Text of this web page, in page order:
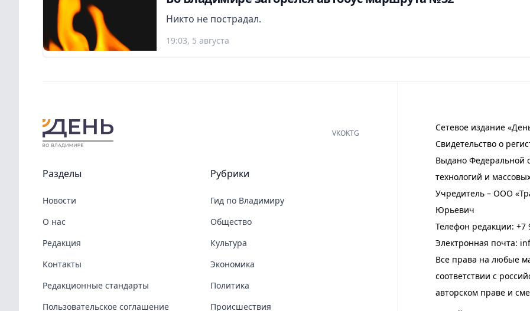
Никто не пострадал.
19:03, 5 августа
Сетевое издание
Свидетельство о
Выдано Федеральной
технологий и
Учредитель – ООО
Юрьевич
Телефон редакции: +7
Электронная почта:
Все права на любые
соответствии с
авторском праве и
VKOKTG
Разделы
Новости
О нас
Редакция
Контакты
Редакционные стандарты
Пользовательское соглашение
Рубрики
Гид по Владимиру
Общество
Культура
Экономика
Политика
Происшествия